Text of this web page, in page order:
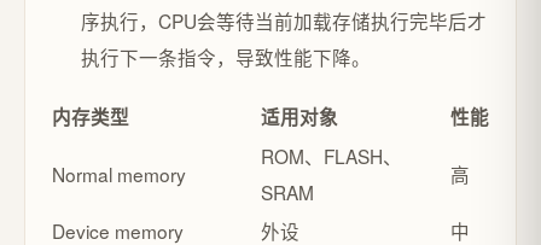
序执行，CPU会等待当前加载存储执行完毕后才
执行下一条指令，导致性能下降。
内存类型 适用对象 性能
Normal memory
ROM、FLASH、
SRAM
高
Device memory 外设
中